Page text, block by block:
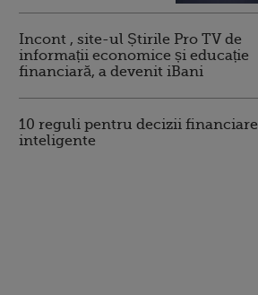
Incont , site-ul Știrile Pro TV de
informații economice și educație
financiară, a devenit iBani
10 reguli pentru decizii financiare
inteligente